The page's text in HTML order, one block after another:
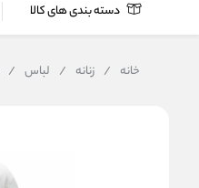
دسته بندی های کالا
خانه / زنانه / لباس /